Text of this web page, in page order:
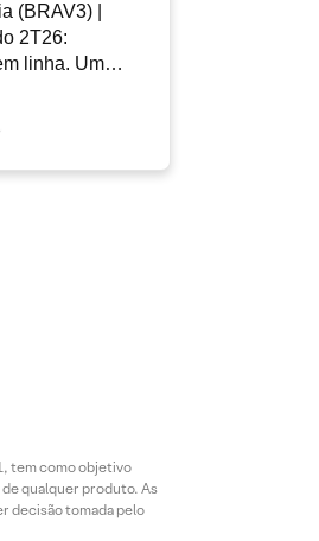
(BRAV3) |
2T26:
linha. Um
à frente
tem como objetivo
qualquer produto. As
decisão tomada pelo